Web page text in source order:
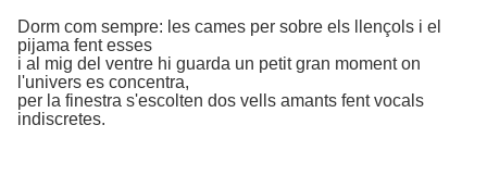
Dorm com sempre: les cames per sobre els llençols i el
pijama fent esses
i al mig del ventre hi guarda un petit gran moment on
l'univers es concentra,
per la finestra s'escolten dos vells amants fent vocals
indiscretes.